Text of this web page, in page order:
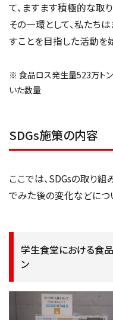
て、ますます積極的な取
その一環として、私たち
すことを目指した活動を
※ 食品ロス発生量523万ト
いた数量
SDGs施策の内容
ここでは、SDGsの取り
でみた後の変化などにつ
学生食堂における食
ン